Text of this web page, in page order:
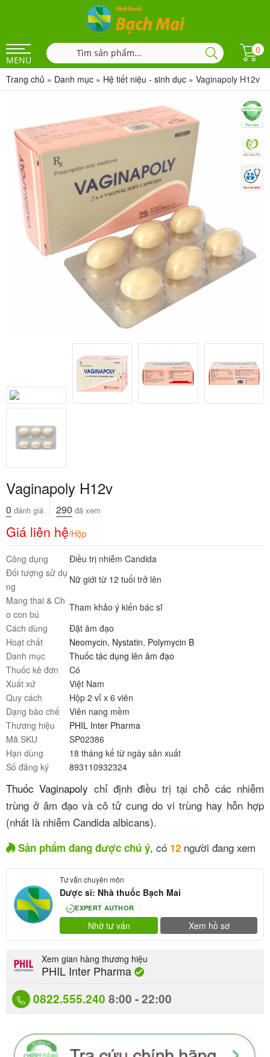
MENU
0
Trang chủ » Danh mục » Hệ tiết niệu - sinh dục » Vaginapoly H12v
Vaginapoly H12v
0 đánh giá 290 đã xem
Giá liên hệ/Hộp
Công dụng
Điều trị nhiễm Candida
Đối tượng sử dụ
ng
Nữ giới từ 12 tuổi trở lên
Mang thai & Ch
o con bú
Tham khảo ý kiến bác sĩ
Cách dùng
Đặt âm đạo
Hoạt chất
Neomycin, Nystatin, Polymycin B
Danh mục
Thuốc tác dụng lên âm đạo
Thuốc kê đơn
Có
Xuất xứ
Việt Nam
Quy cách
Hộp 2 vỉ x 6 viên
Dạng bào chế
Viên nang mềm
Thương hiệu
PHIL Inter Pharma
Mã SKU
SP02386
Hạn dùng
18 tháng kể từ ngày sản xuất
Số đăng ký
893110932324
Thuốc Vaginapoly chỉ định điều trị tại chỗ các nhiễm
trùng ở âm đạo và cô tử cung do vi trùng hay hỗn hợp
(nhất là nhiễm Candida albicans).
Sản phẩm đang được chú ý, có 12 người đang xem
Tư vấn chuyên môn
Dược sĩ: Nhà thuốc Bạch Mai
80 EXPERT AUTHOR
Nhờ tư vấn Xem hồ sơ
0822.555.240 8:00 - 22:00
Xem gian hàng thương hiệu
PHIL Inter Pharma